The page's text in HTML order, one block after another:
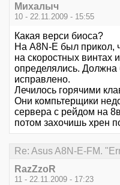
Михалыч
10 - 22.11.2009 - 15:55
Какая верси биоса?
На A8N-E был прикол,
на скоростных винтах
определялись. Должна
исправлено.
Лечилось горячими
Они компьтерщики
сервера с рейдом на
потом захочишь хрен
Re: Asus A8N-E-FM.
RazZzoR
11 - 22.11.2009 - 17:23